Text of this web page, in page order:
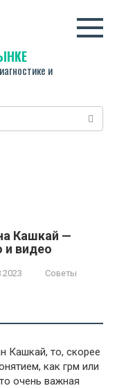
и
Кашкай —
и видео
Советы
Кашкай, то, скорее
как грм или
очень важная